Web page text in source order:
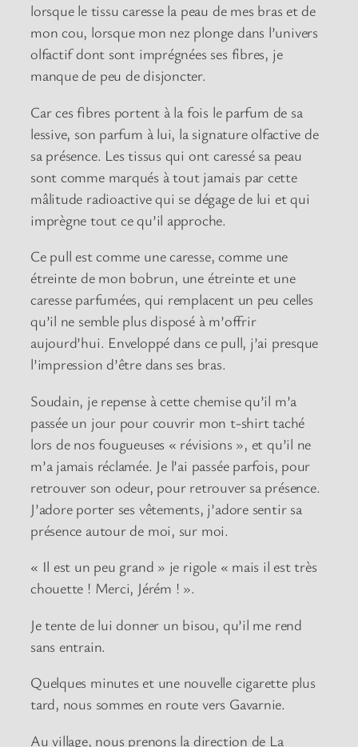
lorsque le tissu caresse la peau de mes bras et de
mon cou, lorsque mon nez plonge dans l’univers
olfactif dont sont imprégnées ses fibres, je
manque de peu de disjoncter.
Car ces fibres portent à la fois le parfum de sa
lessive, son parfum à lui, la signature olfactive de
sa présence. Les tissus qui ont caressé sa peau
sont comme marqués à tout jamais par cette
mâlitude radioactive qui se dégage de lui et qui
imprègne tout ce qu’il approche.
Ce pull est comme une caresse, comme une
étreinte de mon bobrun, une étreinte et une
caresse parfumées, qui remplacent un peu celles
qu’il ne semble plus disposé à m’offrir
aujourd’hui. Enveloppé dans ce pull, j’ai presque
l’impression d’être dans ses bras.
Soudain, je repense à cette chemise qu’il m’a
passée un jour pour couvrir mon t-shirt taché
lors de nos fougueuses « révisions », et qu’il ne
m’a jamais réclamée. Je l’ai passée parfois, pour
retrouver son odeur, pour retrouver sa présence.
J’adore porter ses vêtements, j’adore sentir sa
présence autour de moi, sur moi.
« Il est un peu grand » je rigole « mais il est très
chouette ! Merci, Jérém ! ».
Je tente de lui donner un bisou, qu’il me rend
sans entrain.
Quelques minutes et une nouvelle cigarette plus
tard, nous sommes en route vers Gavarnie.
Au village, nous prenons la direction de La